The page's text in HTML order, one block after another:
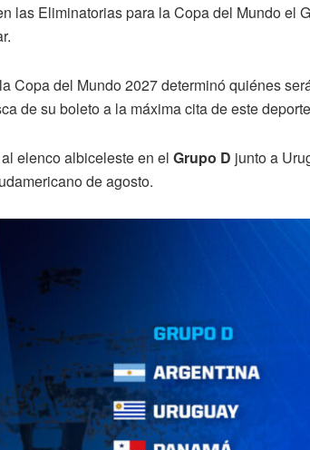
las Eliminatorias para la Copa del Mundo el
Copa del Mundo 2027 determinó quiénes
de su boleto a la máxima cita de este
elenco albiceleste en el Grupo D junto a
de agosto.